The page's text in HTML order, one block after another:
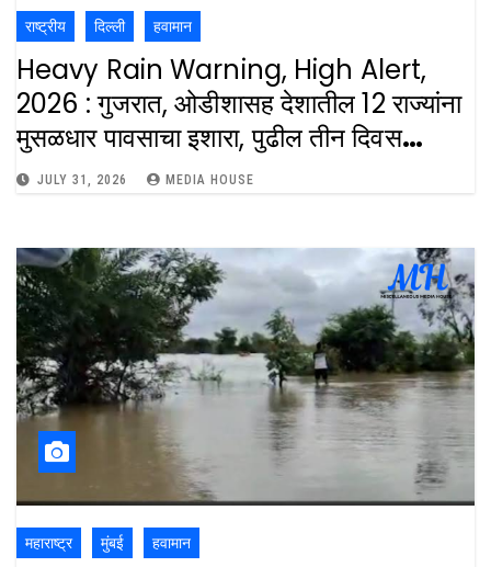
राष्ट्रीय दिल्ली हवामान
Heavy Rain Warning, High Alert,
2026 : गुजरात, ओडीशासह देशातील 12 राज्यांना
मुसळधार पावसाचा इशारा, पुढील तीन दिवस
महत्त्वाचे : Heavy Rain Warning For 12
JULY 31, 2026 MEDIA HOUSE
महाराष्ट्र मुंबई हवामान